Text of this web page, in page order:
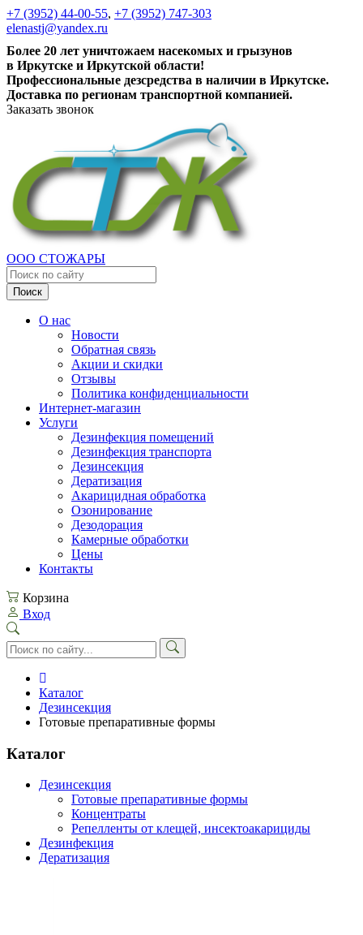
+7 (3952) 44-00-55, +7 (3952) 747-303
elenastj@yandex.ru
Более 20 лет уничтожаем насекомых и грызунов
в Иркутске и Иркутской области!
Профессиональные дезсредства в наличии в Иркутске.
Доставка по регионам транспортной компанией.
Заказать звонок
ООО СТОЖАРЫ
Поиск
О нас
Новости
Обратная связь
Акции и скидки
Отзывы
Политика конфиденциальности
Интернет-магазин
Услуги
Дезинфекция помещений
Дезинфекция транспорта
Дезинсекция
Дератизация
Акарицидная обработка
Озонирование
Дезодорация
Камерные обработки
Цены
Контакты
Корзина
Вход
Каталог
Дезинсекция
Готовые препаративные формы
Каталог
Дезинсекция
Готовые препаративные формы
Концентраты
Репелленты от клещей, инсектоакарициды
Дезинфекция
Дератизация